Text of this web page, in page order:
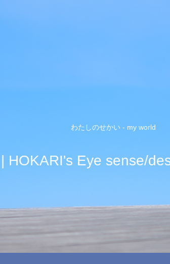
わたしのせかい - my world
| HOKARI's Eye sense/